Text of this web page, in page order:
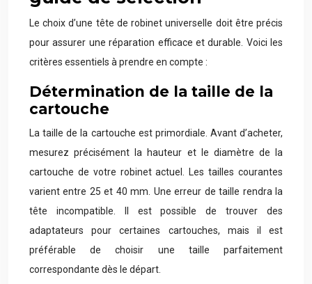
Le choix d’une tête de robinet universelle doit être précis
pour assurer une réparation efficace et durable. Voici les
critères essentiels à prendre en compte :
Détermination de la taille de la
cartouche
La taille de la cartouche est primordiale. Avant d’acheter,
mesurez précisément la hauteur et le diamètre de la
cartouche de votre robinet actuel. Les tailles courantes
varient entre 25 et 40 mm. Une erreur de taille rendra la
tête incompatible. Il est possible de trouver des
adaptateurs pour certaines cartouches, mais il est
préférable de choisir une taille parfaitement
correspondante dès le départ.